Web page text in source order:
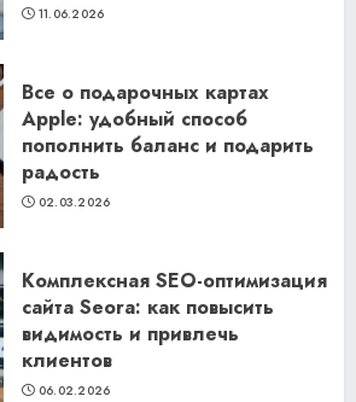
11.06.2026
Все о подарочных картах
Apple: удобный способ
пополнить баланс и подарить
радость
02.03.2026
Комплексная SEO-оптимизация
сайта Seora: как повысить
видимость и привлечь
клиентов
06.02.2026